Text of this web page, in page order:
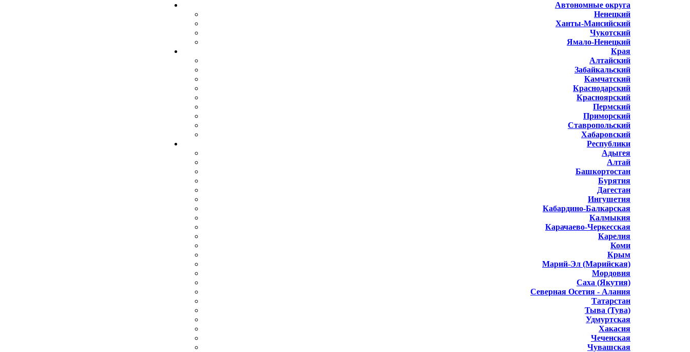
Автономные округа
Ненецкий
Ханты-Мансийский
Чукотский
Ямало-Ненецкий
Края
Алтайский
Забайкальский
Камчатский
Краснодарский
Красноярский
Пермский
Приморский
Ставропольский
Хабаровский
Республики
Адыгея
Алтай
Башкортостан
Бурятия
Дагестан
Ингушетия
Кабардино-Балкарская
Калмыкия
Карачаево-Черкесская
Карелия
Коми
Крым
Марий-Эл (Марийская)
Мордовия
Саха (Якутия)
Северная Осетия - Алания
Татарстан
Тыва (Тува)
Удмуртская
Хакасия
Чеченская
Чувашская